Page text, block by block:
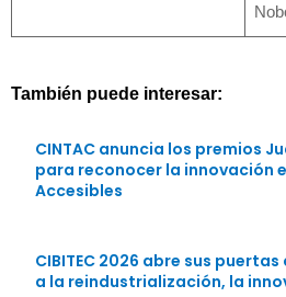
También puede interesar:
CINTAC anuncia los premios
para reconocer la innovación
Accesibles
CIBITEC 2026 abre sus
a la reindustrialización, la